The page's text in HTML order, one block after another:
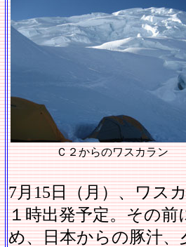
Ｃ２からのワスカラン
7月15日（月）、ワス
１時出発予定。その前
め、日本からの豚汁